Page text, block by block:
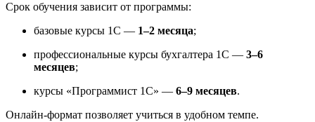
Срок обучения зависит от программы:
базовые курсы 1С — 1–2 месяца;
профессиональные курсы бухгалтера 1С — 3–6
месяцев;
курсы «Программист 1С» — 6–9 месяцев.
Онлайн-формат позволяет учиться в удобном темпе.